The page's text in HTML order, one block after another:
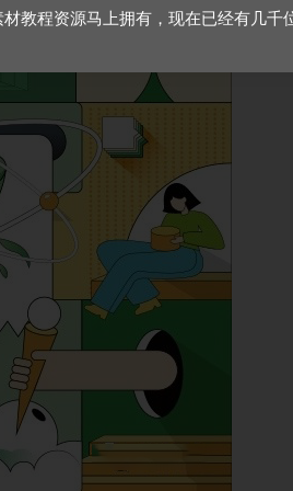
教程资源马上拥有，现在已经有几千